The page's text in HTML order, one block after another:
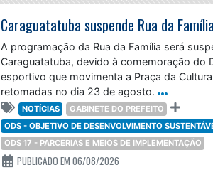
A programação da Rua da Família será
Caraguatatuba, devido à comemoração do
esportivo que movimenta a Praça da
retomadas no dia 23 de agosto.
NOTÍCIAS
GABINETE DO PREFEITO
ODS - OBJETIVO DE DESENVOLVIMENTO
ODS 17 - PARCERIAS E MEIOS DE IMPLEMENTAÇÃO
PUBLICADO EM 06/08/2026